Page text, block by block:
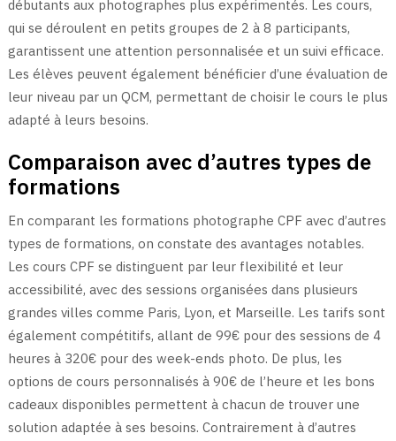
débutants aux photographes plus expérimentés. Les cours,
qui se déroulent en petits groupes de 2 à 8 participants,
garantissent une attention personnalisée et un suivi efficace.
Les élèves peuvent également bénéficier d’une évaluation de
leur niveau par un QCM, permettant de choisir le cours le plus
adapté à leurs besoins.
Comparaison avec d’autres types de
formations
En comparant les formations photographe CPF avec d’autres
types de formations, on constate des avantages notables.
Les cours CPF se distinguent par leur flexibilité et leur
accessibilité, avec des sessions organisées dans plusieurs
grandes villes comme Paris, Lyon, et Marseille. Les tarifs sont
également compétitifs, allant de 99€ pour des sessions de 4
heures à 320€ pour des week-ends photo. De plus, les
options de cours personnalisés à 90€ de l’heure et les bons
cadeaux disponibles permettent à chacun de trouver une
solution adaptée à ses besoins. Contrairement à d’autres